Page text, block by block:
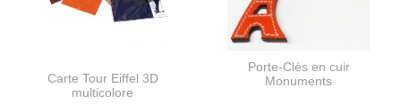
Carte Tour Eiffel 3D
multicolore
Porte-Clés en cuir
Monuments